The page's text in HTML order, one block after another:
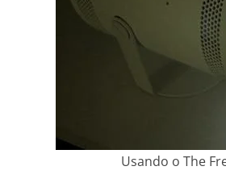
Usando o The